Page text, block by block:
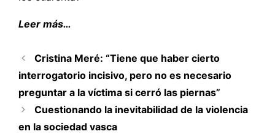
Leer más…
Cristina Meré: “Tiene que haber cierto
interrogatorio incisivo, pero no es necesario
preguntar a la víctima si cerró las piernas”
Cuestionando la inevitabilidad de la violencia
en la sociedad vasca